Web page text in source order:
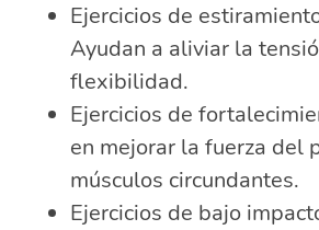
Ejercicios de
Ayudan a aliviar la
flexibilidad.
Ejercicios de
en mejorar la fuerza del
músculos circundantes.
Ejercicios de bajo